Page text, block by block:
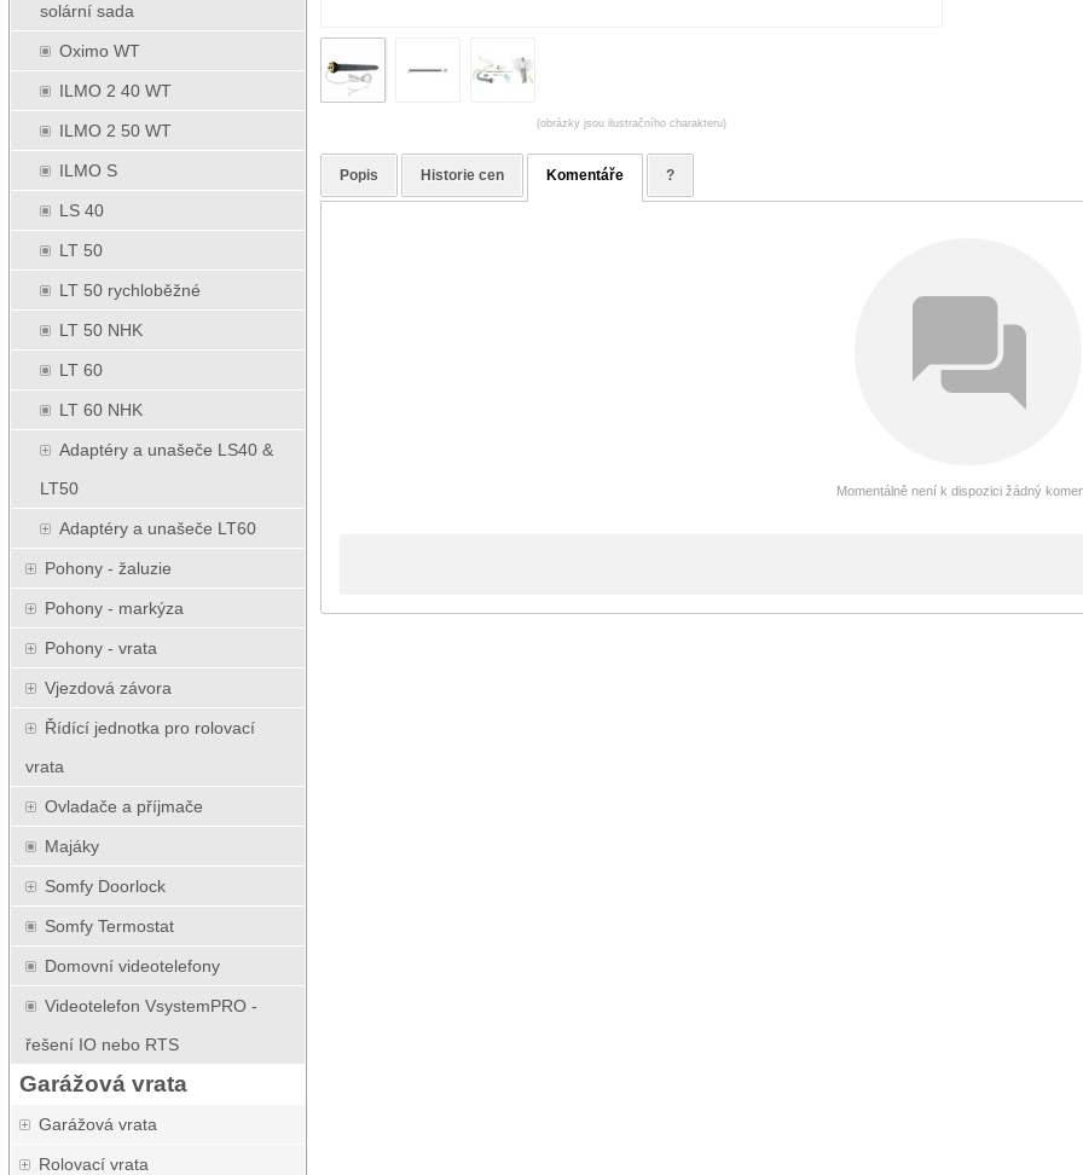
solární sada
Oximo WT
ILMO 2 40 WT
ILMO 2 50 WT
ILMO S
LS 40
LT 50
LT 50 rychloběžné
LT 50 NHK
LT 60
LT 60 NHK
Adaptéry a unašeče LS40 &
LT50
Adaptéry a unašeče LT60
Pohony - žaluzie
Pohony - markýza
Pohony - vrata
Vjezdová závora
Řídící jednotka pro rolovací
vrata
Ovladače a příjmače
Majáky
Somfy Doorlock
Somfy Termostat
Domovní videotelefony
Videotelefon VsystemPRO -
řešení IO nebo RTS
Garážová vrata
Garážová vrata
Rolovací vrata
(obrázky jsou ilustračního charakteru)
Popis Historie cen Komentáře ?
Momentálně není k dispozici žádný